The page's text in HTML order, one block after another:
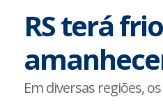
RS terá
Em diversas regiões,